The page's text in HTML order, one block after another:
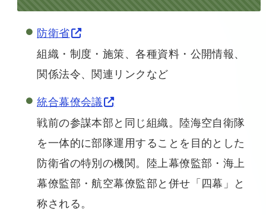
防衛省
組織・制度・施策、各種資料・公開情報、
関係法令、関連リンクなど
統合幕僚会議
戦前の参謀本部と同じ組織。陸海空自衛隊
を一体的に部隊運用することを目的とした
防衛省の特別の機関。陸上幕僚監部・海上
幕僚監部・航空幕僚監部と併せ「四幕」と
称される。